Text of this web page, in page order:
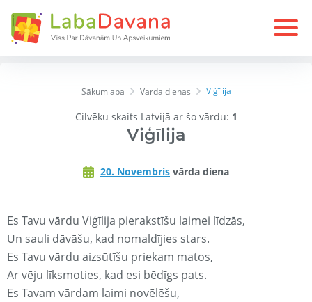
Sākumlapa Varda dienas Viģīlija
Cilvēku skaits Latvijā ar šo vārdu: 1
Viģīlija
20. Novembris vārda diena
Es Tavu vārdu Viģīlija pierakstīšu laimei līdzās,
Un sauli dāvāšu, kad nomaldījies stars.
Es Tavu vārdu aizsūtīšu priekam matos,
Ar vēju līksmoties, kad esi bēdīgs pats.
Es Tavam vārdam laimi novēlēšu,